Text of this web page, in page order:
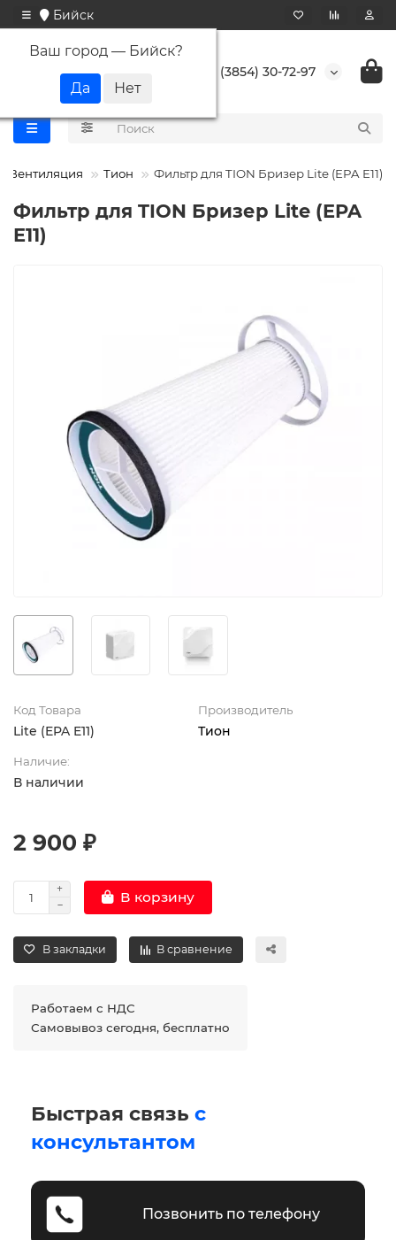
Бийск
Ваш город — Бийск?
+7 (3854) 30-72-97
Вентиляция Тион Фильтр для TION Бризер Lite (EPA E11)
Фильтр для TION Бризер Lite (EPA
E11)
Код Товара
Lite (EPA E11)
Производитель
Тион
Наличие:
В наличии
2 900 ₽
В корзину
В закладки В сравнение
Работаем с НДС
Самовывоз сегодня, бесплатно
Быстрая связь с
консультантом
Позвонить по телефону